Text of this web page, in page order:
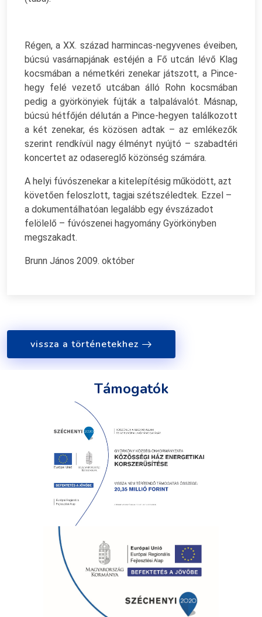
Régen, a XX. század harmincas-negyvenes éveiben,
búcsú vasárnapjának estéjén a Fő utcán lévő Klag
kocsmában a németkéri zenekar játszott, a Pince-
hegy felé vezető utcában álló Rohn kocsmában
pedig a györkönyiek fújták a talpalávalót. Másnap,
búcsú hétfőjén délután a Pince-hegyen találkozott
a két zenekar, és közösen adtak – az emlékezők
szerint rendkívül nagy élményt nyújtó – szabadtéri
koncertet az odasereglő közönség számára.
A helyi fúvószenekar a kitelepítésig működött, azt
követően feloszlott, tagjai szétszéledtek. Ezzel –
a dokumentálhatóan legalább egy évszázadot
felölelő – fúvószenei hagyomány Györkönyben
megszakadt.
Brunn János 2009. október
vissza a történetekhez
Támogatók